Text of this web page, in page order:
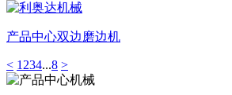
产品中心双边磨边机
< 1 234...8 >